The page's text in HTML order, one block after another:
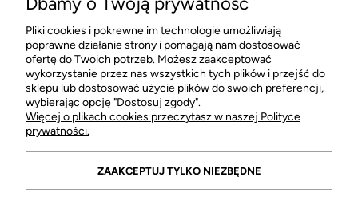
POMOC
MOJE KONTO
PŁATNOŚCI I DOSTAWA
INFORMACJE
Pliki cookies i pokrewne im technologie umożliwiają
poprawne działanie strony i pomagają nam dostosować
ofertę do Twoich potrzeb. Możesz zaakceptować
wykorzystanie przez nas wszystkich tych plików i przejść do
sklepu lub dostosować użycie plików do swoich preferencji,
wybierając opcję "Dostosuj zgody".
Więcej o plikach cookies przeczytasz w naszej Polityce
prywatności.
ZAAKCEPTUJ TYLKO NIEZBĘDNE